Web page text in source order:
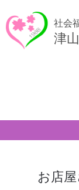
社会
津
お店